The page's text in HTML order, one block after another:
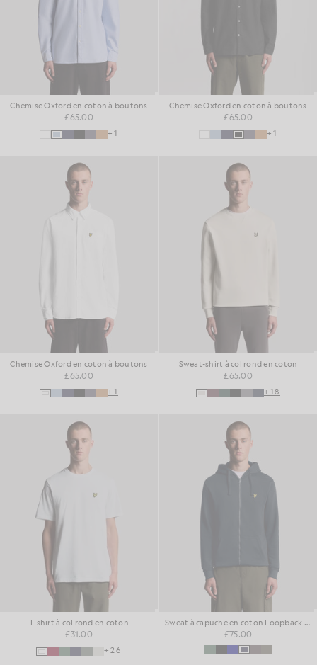
Chemise Oxford en coton à boutons
£65.00
+1
Chemise Oxford en coton à boutons
£65.00
+1
Chemise Oxford en coton à boutons
£65.00
+1
Sweat-shirt à col rond en coton
£65.00
+18
T-shirt à col rond en coton
£31.00
+26
Sweat à capuche en coton Loopback avec fermeture éclair intégrale
£75.00